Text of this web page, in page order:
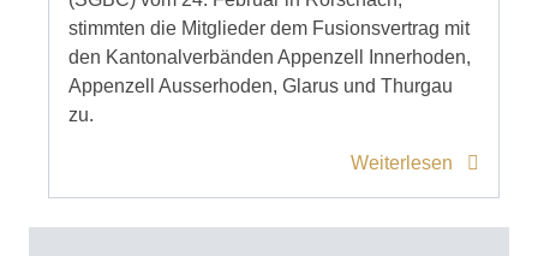
stimmten die Mitglieder dem Fusionsvertrag mit
den Kantonalverbänden Appenzell Innerhoden,
Appenzell Ausserhoden, Glarus und Thurgau
zu.
Weiterlesen